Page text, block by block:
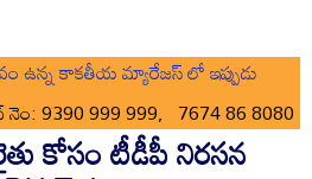
ఉన్న కాకతీయ మ్యారేజస్ లో ఇప్పుడు
9390 999 999, 7674 86 8080
కోసం టీడీపీ నిరసన